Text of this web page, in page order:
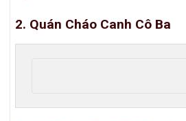
2. Quán Cháo Canh Cô Ba